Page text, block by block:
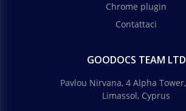
Chrome plugin
Contattaci
GOODOCS TEAM LTD
Pavlou Nirvana, 4 Alpha
Limassol, Cyprus